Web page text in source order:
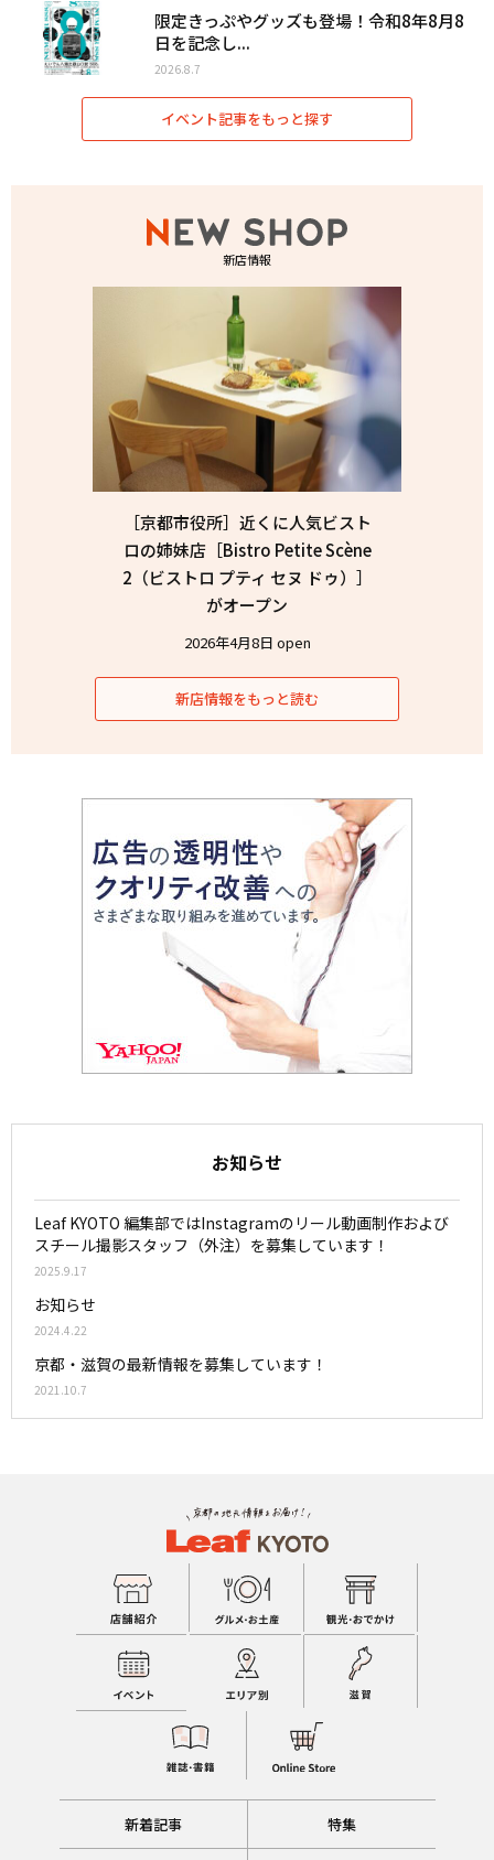
限定きっぷやグッズも登場！令和8年8月8
日を記念し...
2026.8.7
イベント記事をもっと探す
新店情報
［京都市役所］近くに人気ビスト
ロの姉妹店［Bistro Petite Scène
2（ビストロ プティ セヌ ドゥ）］
がオープン
2026年4月8日 open
新店情報をもっと読む
お知らせ
Leaf KYOTO 編集部ではInstagramのリール動画制作および
スチール撮影スタッフ（外注）を募集しています！
2025.9.17
お知らせ
2024.4.22
京都・滋賀の最新情報を募集しています！
2021.10.7
新着記事 特集